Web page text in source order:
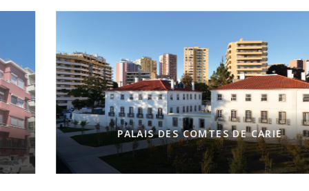
PALAIS DES COMTES DE CARIE